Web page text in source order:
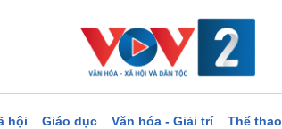
hội Giáo dục Văn hóa - Giải trí Thể thao